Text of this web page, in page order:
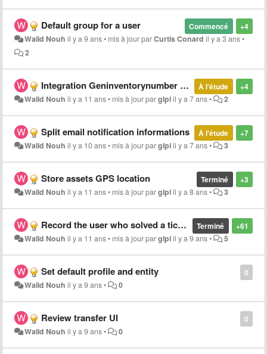
+4
Commencé
Default group for a user
Walid Nouh il y a 9 ans• mis à jour parCurtis Conard il y a 3 ans•
2
+4
À l'étude
Integration Geninventorynumber plugin
Walid Nouh il y a 11 ans• mis à jour parglpiil y a 7 ans• 2
+7
À l'étude
Split email notification informations
Walid Nouh il y a 10 ans• mis à jour parglpiil y a 7 ans• 3
+3
Terminé
Store assets GPS location
Walid Nouh il y a 11 ans• mis à jour parglpiil y a 8 ans• 3
+61
Terminé
Record the user who solved a ticket
Walid Nouh il y a 11 ans• mis à jour parglpiil y a 9 ans• 5
0
Set default profile and entity
Walid Nouh il y a 9 ans• 0
0
Review transfer UI
Walid Nouh il y a 9 ans• 0